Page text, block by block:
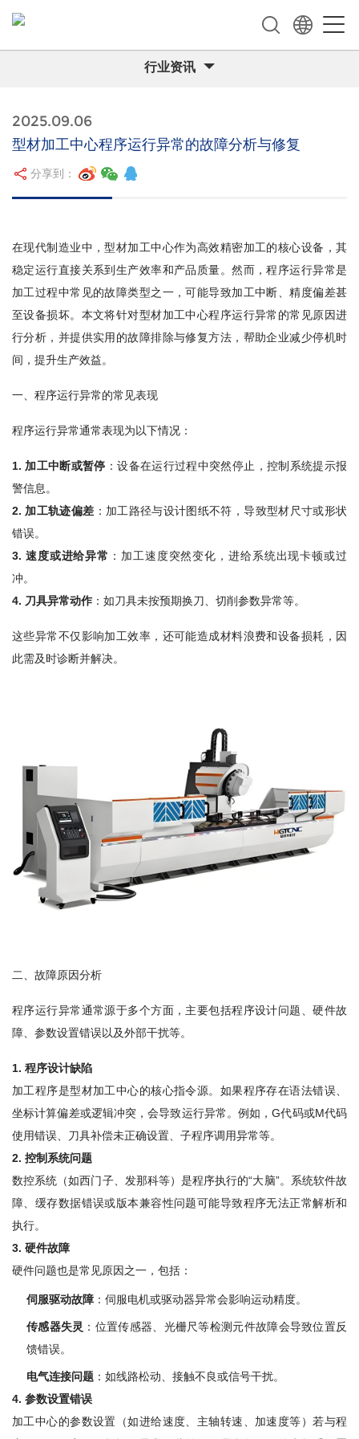
行业资讯
2025.09.06
型材加工中心程序运行异常的故障分析与修复
分享到：
在现代制造业中，型材加工中心作为高效精密加工的核心设备，其
稳定运行直接关系到生产效率和产品质量。然而，程序运行异常是
加工过程中常见的故障类型之一，可能导致加工中断、精度偏差甚
至设备损坏。本文将针对型材加工中心程序运行异常的常见原因进
行分析，并提供实用的故障排除与修复方法，帮助企业减少停机时
间，提升生产效益。
一、程序运行异常的常见表现
程序运行异常通常表现为以下情况：
1. 加工中断或暂停 ：设备在运行过程中突然停止，控制系统提示报
警信息。
2. 加工轨迹偏差 ：加工路径与设计图纸不符，导致型材尺寸或形状
错误。
3. 速度或进给异常 ：加工速度突然变化，进给系统出现卡顿或过
冲。
4. 刀具异常动作 ：如刀具未按预期换刀、切削参数异常等。
这些异常不仅影响加工效率，还可能造成材料浪费和设备损耗，因
此需及时诊断并解决。
二、故障原因分析
程序运行异常通常源于多个方面，主要包括程序设计问题、硬件故
障、参数设置错误以及外部干扰等。
1. 程序设计缺陷
加工程序是型材加工中心的核心指令源。如果程序存在语法错误、
坐标计算偏差或逻辑冲突，会导致运行异常。例如，G代码或M代码
使用错误、刀具补偿未正确设置、子程序调用异常等。
2. 控制系统问题
数控系统（如西门子、发那科等）是程序执行的“大脑”。系统软件故
障、缓存数据错误或版本兼容性问题可能导致程序无法正常解析和
执行。
3. 硬件故障
硬件问题也是常见原因之一，包括：
伺服驱动故障 ：伺服电机或驱动器异常会影响运动精度。
传感器失灵 ：位置传感器、光栅尺等检测元件故障会导致位置反
馈错误。
电气连接问题 ：如线路松动、接触不良或信号干扰。
4. 参数设置错误
加工中心的参数设置（如进给速度、主轴转速、加速度等）若与程